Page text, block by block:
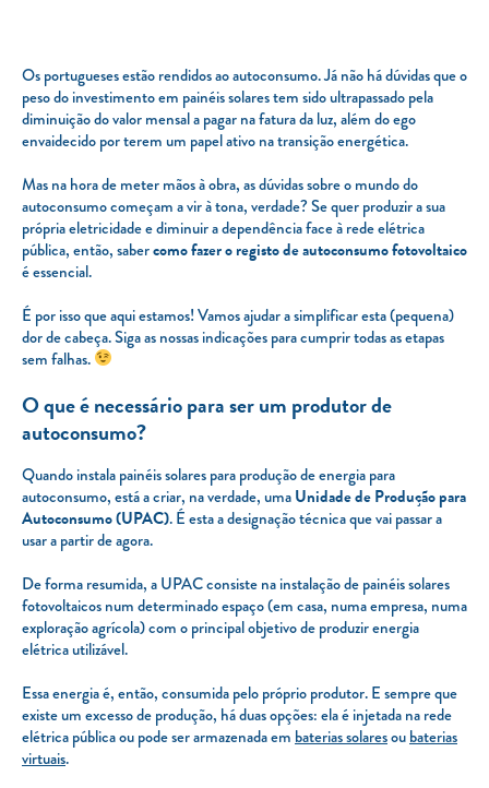
Os portugueses estão rendidos ao autoconsumo. Já não há dúvidas que o
peso do investimento em painéis solares tem sido ultrapassado pela
diminuição do valor mensal a pagar na fatura da luz, além do ego
envaidecido por terem um papel ativo na transição energética.
Mas na hora de meter mãos à obra, as dúvidas sobre o mundo do
autoconsumo começam a vir à tona, verdade? Se quer produzir a sua
própria eletricidade e diminuir a dependência face à rede elétrica
pública, então, sabercomo fazer o registo de autoconsumo fotovoltaico
é essencial.
É por isso que aqui estamos! Vamos ajudar a simplificar esta (pequena)
dor de cabeça. Siga as nossas indicações para cumprir todas as etapas
sem falhas.
O que é necessário para ser um produtor de
autoconsumo?
Quando instala painéis solares para produção de energia para
autoconsumo, está a criar, na verdade, umaUnidade de Produção para
Autoconsumo (UPAC). É esta a designação técnica que vai passar a
usar a partir de agora.
De forma resumida, a UPAC consiste na instalação de painéis solares
fotovoltaicos num determinado espaço (em casa, numa empresa, numa
exploração agrícola) com o principal objetivo de produzir energia
elétrica utilizável.
Essa energia é, então, consumida pelo próprio produtor. E sempre que
existe um excesso de produção, há duas opções: ela é injetada na rede
elétrica pública ou pode ser armazenada em baterias solaresoubaterias
virtuais.